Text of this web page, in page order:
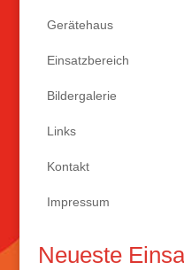
Gerätehaus
Einsatzbereich
Bildergalerie
Links
Kontakt
Impressum
Neueste